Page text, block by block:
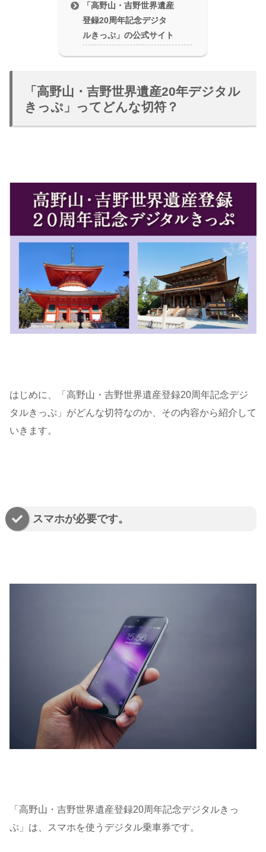
「高野山・吉野世界遺産
登録20周年記念デジタ
ルきっぷ」の公式サイト
「高野山・吉野世界遺産20年デジタル
きっぷ」ってどんな切符？
はじめに、「高野山・吉野世界遺産登録20周年記念デジ
タルきっぷ」がどんな切符なのか、その内容から紹介して
いきます。
スマホが必要です。
「高野山・吉野世界遺産登録20周年記念デジタルきっ
ぷ」は、スマホを使うデジタル乗車券です。